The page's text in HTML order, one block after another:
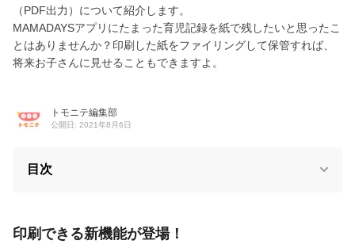
（PDF出力）について紹介します。
MAMADAYSアプリにたまった育児記録を紙で残したいと思ったこ
とはありませんか？印刷した紙をファイリングして保管すれば、
将来お子さんに見せることもできますよ。
トモニテ編集部
公開日: 2021年8月6日
目次
印刷できる新機能が登場！